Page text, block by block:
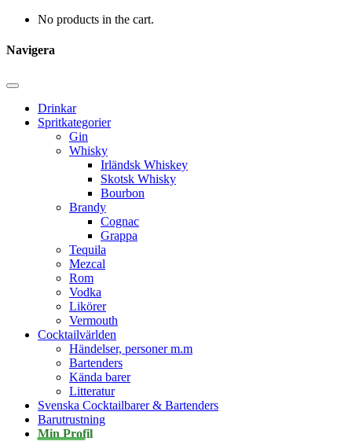
No products in the cart.
Navigera
Drinkar
Spritkategorier
Gin
Whisky
Irländsk Whiskey
Skotsk Whisky
Bourbon
Brandy
Cognac
Grappa
Tequila
Mezcal
Rom
Vodka
Likörer
Vermouth
Cocktailvärlden
Händelser, personer m.m
Bartenders
Kända barer
Litteratur
Svenska Cocktailbarer & Bartenders
Barutrustning
Min Profil